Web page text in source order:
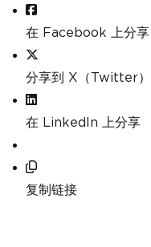
在 Facebook 上分享
分享到 X（Twitter）
在 LinkedIn 上分享
复制链接